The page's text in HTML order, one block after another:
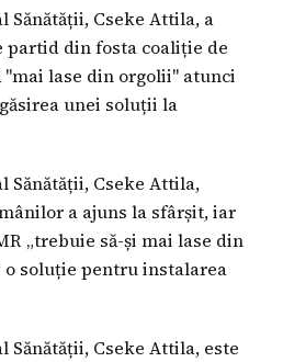
Cseke Attila, a
partid din fosta coaliție de
lase din orgolii" atunci
unei soluții la
Cseke Attila,
a ajuns la sfârșit, iar
„trebuie să-și mai lase din
o soluție pentru instalarea
Cseke Attila, este